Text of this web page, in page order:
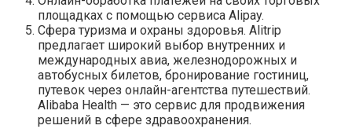
площадках с помощью сервиса Alipay.
Сфера туризма и охраны здоровья. Alitrip
предлагает широкий выбор внутренних и
международных авиа, железнодорожных и
автобусных билетов, бронирование гостиниц,
путевок через онлайн-агентства путешествий.
Alibaba Health — это сервис для продвижения
решений в сфере здравоохранения.